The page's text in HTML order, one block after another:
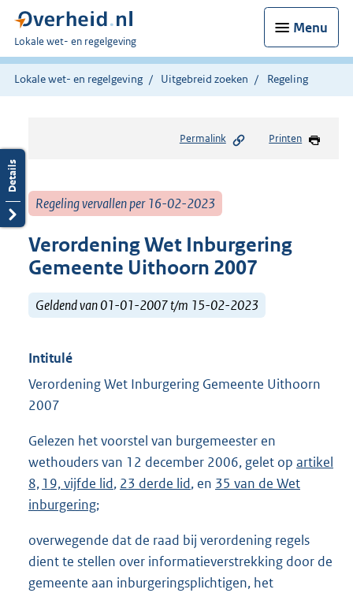
Menu
U
bent
hier:
Lokale wet- en regelgeving
Lokale wet- en regelgeving Uitgebreid zoeken Regeling
Permalink Printen
Regeling vervallen per 16-02-2023
Verordening Wet Inburgering
Gemeente Uithoorn 2007
Geldend van 01-01-2007 t/m 15-02-2023
Intitulé
Verordening Wet Inburgering Gemeente Uithoorn
2007
Gelezen het voorstel van burgemeester en
wethouders van 12 december 2006, gelet op artikel
8, 19, vijfde lid, 23 derde lid, en 35 van de Wet
inburgering;
overwegende dat de raad bij verordening regels
dient te stellen over informatieverstrekking door de
gemeente aan inburgeringsplichtigen, het